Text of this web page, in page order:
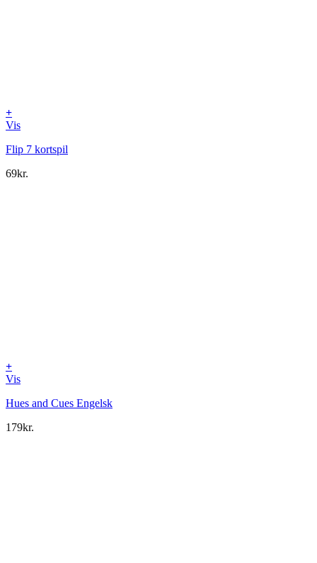
+
Vis
Flip 7 kortspil
69kr.
+
Vis
Hues and Cues Engelsk
179kr.